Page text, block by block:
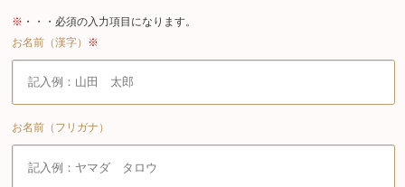
※ ・・・必須の入力項目になります。
お名前（漢字） ※
お名前（フリガナ）